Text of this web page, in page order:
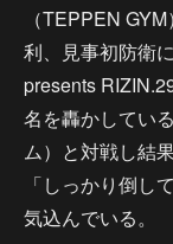
（TEPPEN
利、見事初防衛
presents
名を轟かしてい
ム）と対戦し結
「しっかり倒し
気込んでいる。